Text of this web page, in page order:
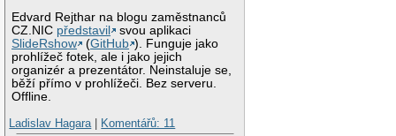
Edvard Rejthar na blogu zaměstnanců
CZ.NIC představil
svou aplikaci
SlideRshow
(GitHub ). Funguje jako
prohlížeč fotek, ale i jako jejich
organizér a prezentátor. Neinstaluje se,
běží přímo v prohlížeči. Bez serveru.
Offline.
Ladislav Hagara | Komentářů: 11